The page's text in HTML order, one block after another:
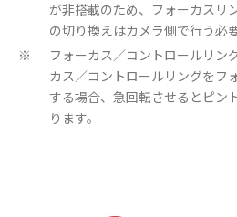
が非搭載のため、フォーカスリ
の切り換えはカメラ側で行う必
※
フォーカス／コントロールリン
カス／コントロールリングをフ
する場合、急回転させるとピン
ります。